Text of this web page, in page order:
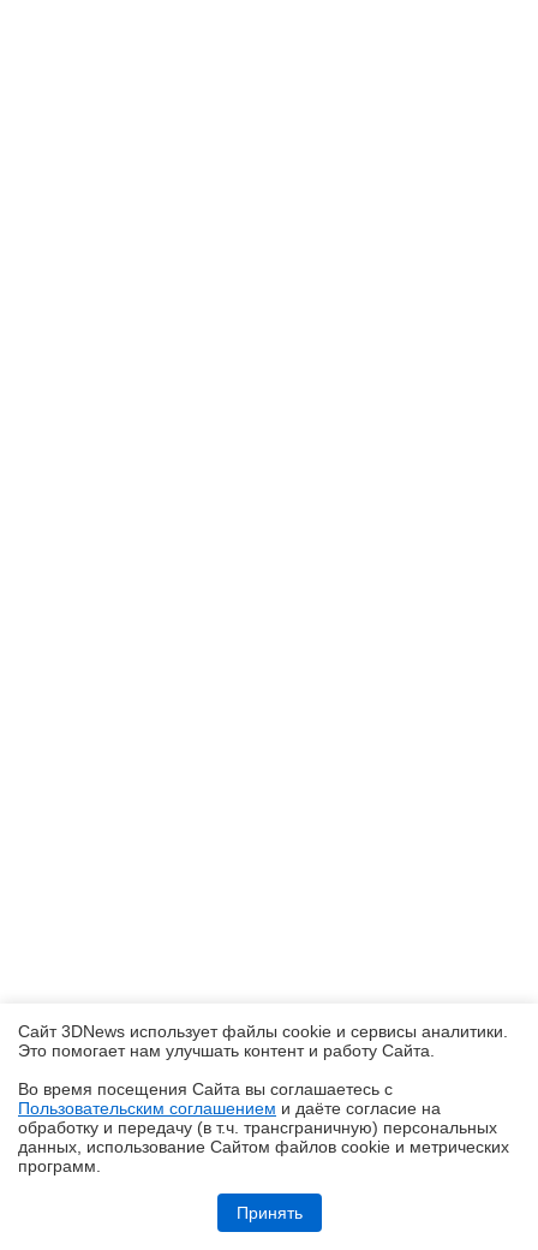
Обзор HUAWEI MatePad SE 11" (2026): тонкий металлический
планшет с раритетной начинкой
Сайт 3DNews использует файлы cookie и сервисы аналитики.
Это помогает нам улучшать контент и работу Cайта.
Во время посещения Cайта вы соглашаетесь с
Пользовательским соглашением и даёте согласие на
обработку и передачу (в т.ч. трансграничную) персональных
данных, использование Cайтом файлов cookie и метрических
программ.
Принять